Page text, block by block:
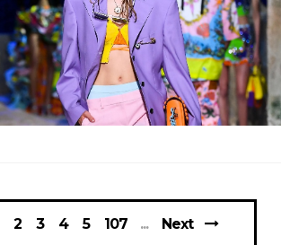
2 3 4 5 107 Next